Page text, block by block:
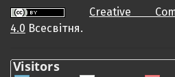
Creative
4.0 Всесвітня.